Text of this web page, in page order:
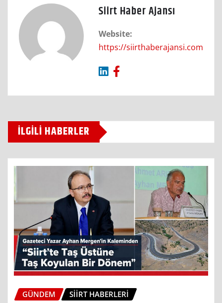
Siirt Haber Ajansı
Website:
https://siirthaberajansi.com
İLGILI HABERLER
GÜNDEM SIIRT HABERLERI